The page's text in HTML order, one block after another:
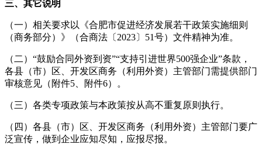
三、其它说明
（一）相关要求以《合肥市促进经济发展若干政策实施细则
（商务部分）》（合商法〔2023〕51号）文件精神为准。
（二）“鼓励合同外资到资”“支持引进世界500强企业”条款，
各县（市）区、开发区商务（利用外资）主管部门需提供部门
审核意见（附件5、附件6）。
（三）各类专项政策与本政策按从高不重复原则执行。
（四）各县（市）区、开发区商务（利用外资）主管部门要广
泛宣传，做到企业应知尽知，应报尽报。